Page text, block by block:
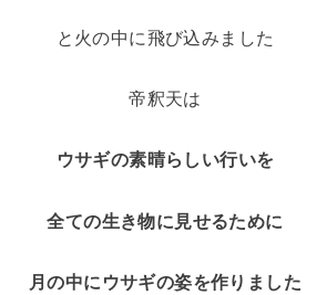
と火の中に飛び込みました
帝釈天は
ウサギの素晴らしい行いを
全ての生き物に見せるために
月の中にウサギの姿を作りました